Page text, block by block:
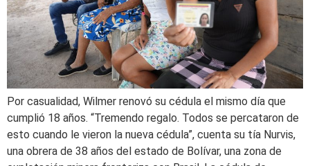
Por casualidad, Wilmer renovó su cédula el mismo día que
cumplió 18 años. “Tremendo regalo. Todos se percataron de
esto cuando le vieron la nueva cédula”, cuenta su tía Nurvis,
una obrera de 38 años del estado de Bolívar, una zona de